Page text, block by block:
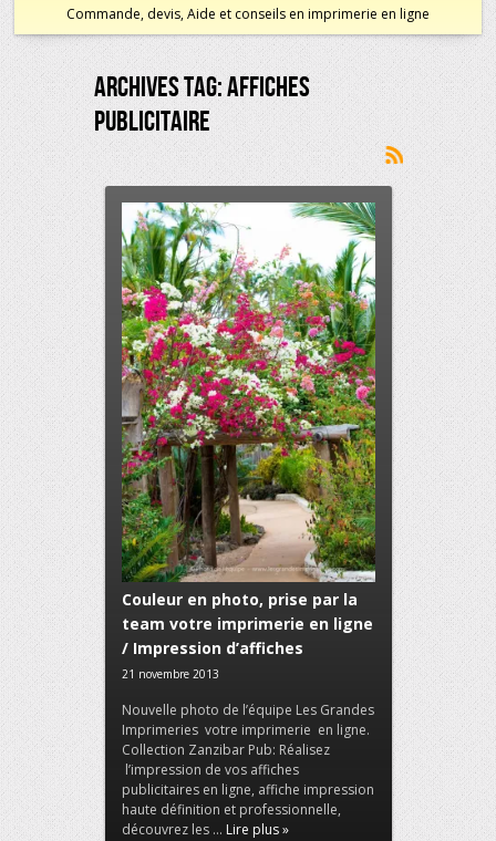
Commande, devis, Aide et conseils en imprimerie en ligne
Archives Tag:Affiches
Publicitaire
Couleur en photo, prise par la
team votre imprimerie en ligne
/ Impression d’affiches
21 novembre 2013
Nouvelle photo de l’équipe Les Grandes
Imprimeries votre imprimerie en ligne.
Collection Zanzibar Pub: Réalisez
l’impression de vos affiches
publicitaires en ligne, affiche impression
haute définition et professionnelle,
découvrez les ... Lire plus »